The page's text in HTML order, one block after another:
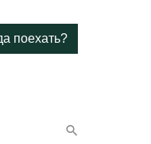
поехать?